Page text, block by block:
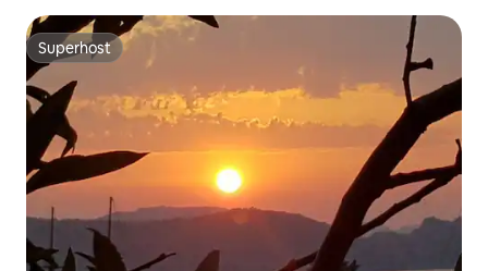
Superhost
Superhost